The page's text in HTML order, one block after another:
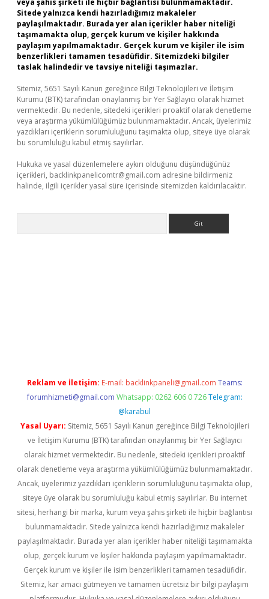
veya şahıs şirketi ile hiçbir bağlantısı bulunmamaktadır.
Sitede yalnızca kendi hazırladığımız makaleler
paylaşılmaktadır. Burada yer alan içerikler haber niteliği
taşımamakta olup, gerçek kurum ve kişiler hakkında
paylaşım yapılmamaktadır. Gerçek kurum ve kişiler ile isim
benzerlikleri tamamen tesadüfidir. Sitemizdeki bilgiler
taslak halindedir ve tavsiye niteliği taşımazlar.
Sitemiz, 5651 Sayılı Kanun gereğince Bilgi Teknolojileri ve İletişim
Kurumu (BTK) tarafından onaylanmış bir Yer Sağlayıcı olarak hizmet
vermektedir. Bu nedenle, sitedeki içerikleri proaktif olarak denetleme
veya araştırma yükümlülüğümüz bulunmamaktadır. Ancak, üyelerimiz
yazdıkları içeriklerin sorumluluğunu taşımakta olup, siteye üye olarak
bu sorumluluğu kabul etmiş sayılırlar.
Hukuka ve yasal düzenlemelere aykırı olduğunu düşündüğünüz
içerikleri, backlinkpanelicomtr@gmail.com adresine bildirmeniz
halinde, ilgili içerikler yasal süre içerisinde sitemizden kaldırılacaktır.
Reklam ve İletişim: E-mail: backlinkpaneli@gmail.com Teams:
forumhizmeti@gmail.com Whatsapp: 0262 606 0 726 Telegram:
@karabul
Yasal Uyarı: Sitemiz, 5651 Sayılı Kanun gereğince Bilgi Teknolojileri
ve İletişim Kurumu (BTK) tarafından onaylanmış bir Yer Sağlayıcı
olarak hizmet vermektedir. Bu nedenle, sitedeki içerikleri proaktif
olarak denetleme veya araştırma yükümlülüğümüz bulunmamaktadır.
Ancak, üyelerimiz yazdıkları içeriklerin sorumluluğunu taşımakta olup,
siteye üye olarak bu sorumluluğu kabul etmiş sayılırlar. Bu internet
sitesi, herhangi bir marka, kurum veya şahıs şirketi ile hiçbir bağlantısı
bulunmamaktadır. Sitede yalnızca kendi hazırladığımız makaleler
paylaşılmaktadır. Burada yer alan içerikler haber niteliği taşımamakta
olup, gerçek kurum ve kişiler hakkında paylaşım yapılmamaktadır.
Gerçek kurum ve kişiler ile isim benzerlikleri tamamen tesadüfidir.
Sitemiz, kar amacı gütmeyen ve tamamen ücretsiz bir bilgi paylaşım